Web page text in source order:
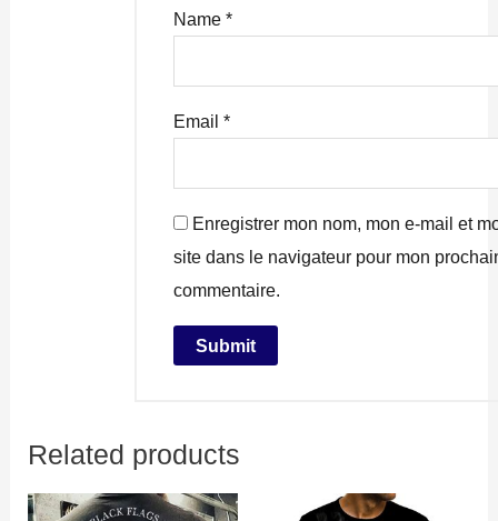
Name*
Email*
Enregistrer mon nom, mon e-mail et
site dans le navigateur pour mon
commentaire.
Related products